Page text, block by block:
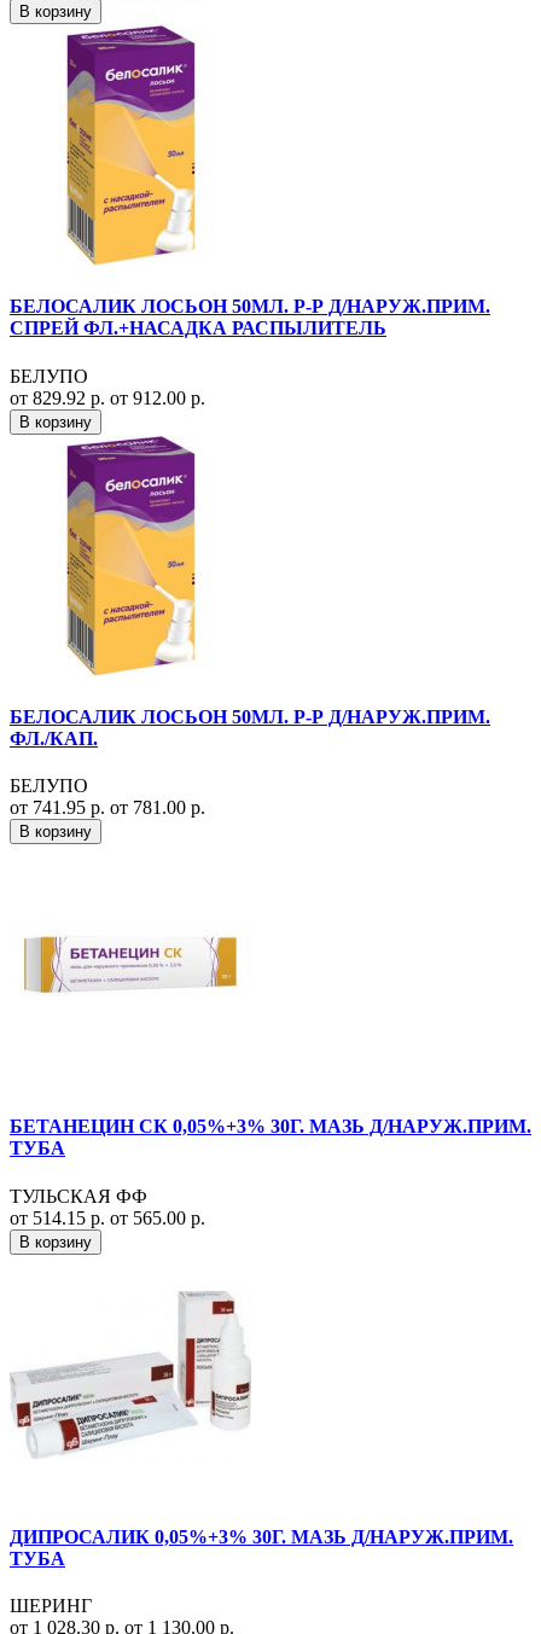
В корзину
БЕЛОСАЛИК ЛОСЬОН 50МЛ. Р-Р Д/НАРУЖ.ПРИМ.
СПРЕЙ ФЛ.+НАСАДКА РАСПЫЛИТЕЛЬ
БЕЛУПО
от 829.92 р. от 912.00 р.
В корзину
БЕЛОСАЛИК ЛОСЬОН 50МЛ. Р-Р Д/НАРУЖ.ПРИМ.
ФЛ./КАП.
БЕЛУПО
от 741.95 р. от 781.00 р.
В корзину
БЕТАНЕЦИН СК 0,05%+3% 30Г. МАЗЬ Д/НАРУЖ.ПРИМ.
ТУБА
ТУЛЬСКАЯ ФФ
от 514.15 р. от 565.00 р.
В корзину
ДИПРОСАЛИК 0,05%+3% 30Г. МАЗЬ Д/НАРУЖ.ПРИМ.
ТУБА
ШЕРИНГ
от 1 028.30 р. от 1 130.00 р.